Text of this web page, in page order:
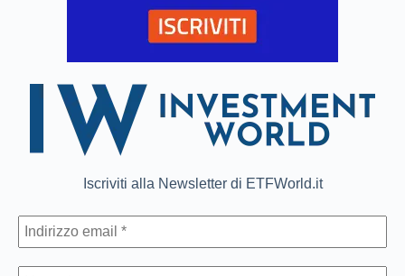
Iscriviti alla Newsletter di ETFWorld.it